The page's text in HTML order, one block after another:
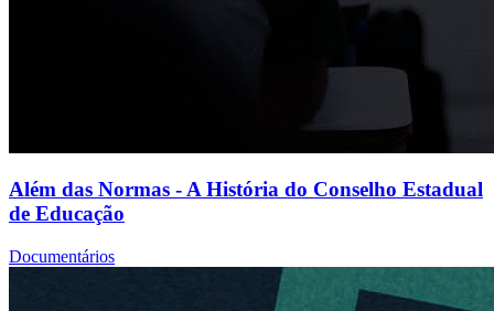
Além das Normas - A História do Conselho Estadual
de Educação
Documentários